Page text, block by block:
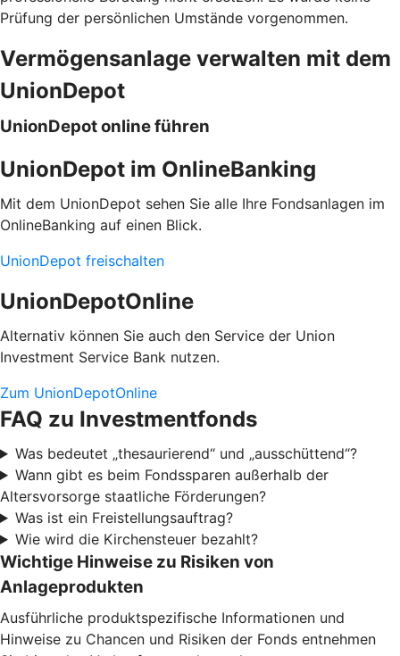
Prüfung der persönlichen Umstände vorgenommen.
Vermögensanlage verwalten mit dem
UnionDepot
UnionDepot online führen
UnionDepot im OnlineBanking
Mit dem UnionDepot sehen Sie alle Ihre Fondsanlagen im
OnlineBanking auf einen Blick.
UnionDepot freischalten
UnionDepotOnline
Alternativ können Sie auch den Service der Union
Investment Service Bank nutzen.
Zum UnionDepotOnline
FAQ zu Investmentfonds
Was bedeutet „thesaurierend“ und „ausschüttend“?
Wann gibt es beim Fondssparen außerhalb der
Altersvorsorge staatliche Förderungen?
Was ist ein Freistellungsauftrag?
Wie wird die Kirchensteuer bezahlt?
Wichtige Hinweise zu Risiken von
Anlageprodukten
Ausführliche produktspezifische Informationen und
Hinweise zu Chancen und Risiken der Fonds entnehmen